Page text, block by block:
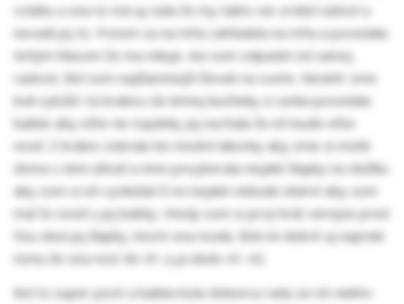
vzťahu a ona to má aj rada že my takto vie zrobiť radosť a
nevadí jej to. Potom sa na mňa zahľadela na mňa a povedala
tichým hlasom že ma miluje. Asi som odpadol od samej
radosti. Bol som najšťastnejší človek na svete. Neskôr sme
boli vyložiť i tú krabicu do letnej kuchinky a Lenka povedala
babke aby ešte tie topánky jej nechala že ich bude ešte
nosiť. Z krabici zobrala tie modré lakovky aby sme si mohli
doma s nimi užívať a mne povyberala nejaké šlapky na skúšku
aby som si ich vyskúšal či mi nejaké nebudú dobré aby som
mal čo nosiť u jej babky. Vtedy som si prvý krát verejne pred
ňou obul jej šlapky, ktoré ona nosila. Boli mi dobré aj napriek
tomu že ona nosí 40-41 a ja okolo 41-42.
Bol to super pocit a babka bola dokonca rada ze ich niekto